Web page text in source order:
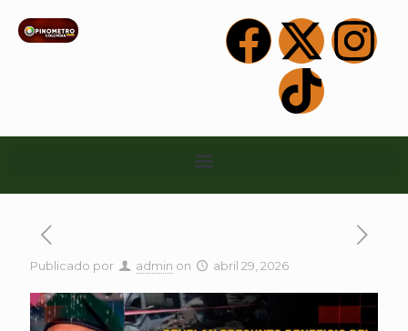
Publicado por admin on abril 29, 2026